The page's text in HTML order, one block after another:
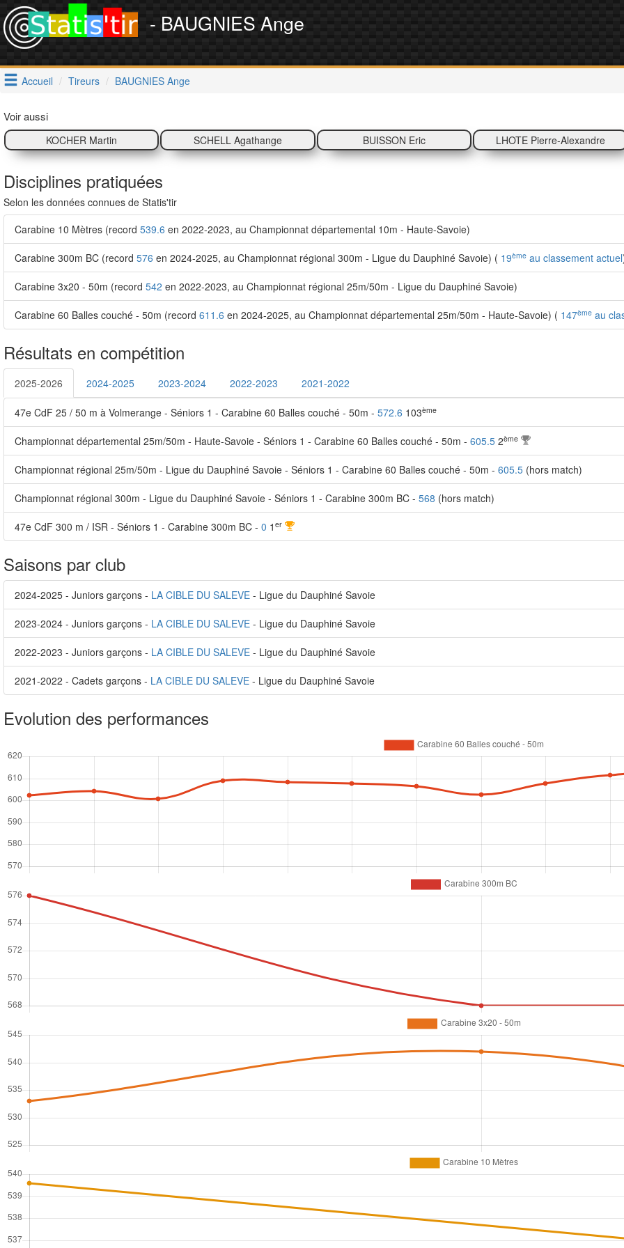
- BAUGNIES Ange
Accueil Tireurs BAUGNIES Ange
Voir aussi
KOCHER Martin SCHELL Agathange BUISSON Eric LHOTE Pierre-Alexandre
Disciplines pratiquées
Selon les données connues de Statis'tir
Carabine 10 Mètres (record 539.6 en 2022-2023, au Championnat départemental 10m - Haute-Savoie)
Carabine 300m BC (record 576 en 2024-2025, au Championnat régional 300m - Ligue du Dauphiné Savoie) ( 19ème au classement actuel
Carabine 3x20 - 50m (record 542 en 2022-2023, au Championnat régional 25m/50m - Ligue du Dauphiné Savoie)
Carabine 60 Balles couché - 50m (record 611.6 en 2024-2025, au Championnat départemental 25m/50m - Haute-Savoie) ( 147ème au
Résultats en compétition
2025-2026 2024-2025 2023-2024 2022-2023 2021-2022
47e CdF 25 / 50 m à Volmerange - Séniors 1 - Carabine 60 Balles couché - 50m - 572.6 103ème
Championnat départemental 25m/50m - Haute-Savoie - Séniors 1 - Carabine 60 Balles couché - 50m - 605.5 2ème
Championnat régional 25m/50m - Ligue du Dauphiné Savoie - Séniors 1 - Carabine 60 Balles couché - 50m - 605.5 (hors match)
Championnat régional 300m - Ligue du Dauphiné Savoie - Séniors 1 - Carabine 300m BC - 568 (hors match)
47e CdF 300 m / ISR - Séniors 1 - Carabine 300m BC - 0 1 er
Saisons par club
2024-2025 - Juniors garçons - LA CIBLE DU SALEVE - Ligue du Dauphiné Savoie
2023-2024 - Juniors garçons - LA CIBLE DU SALEVE - Ligue du Dauphiné Savoie
2022-2023 - Juniors garçons - LA CIBLE DU SALEVE - Ligue du Dauphiné Savoie
2021-2022 - Cadets garçons - LA CIBLE DU SALEVE - Ligue du Dauphiné Savoie
Evolution des performances